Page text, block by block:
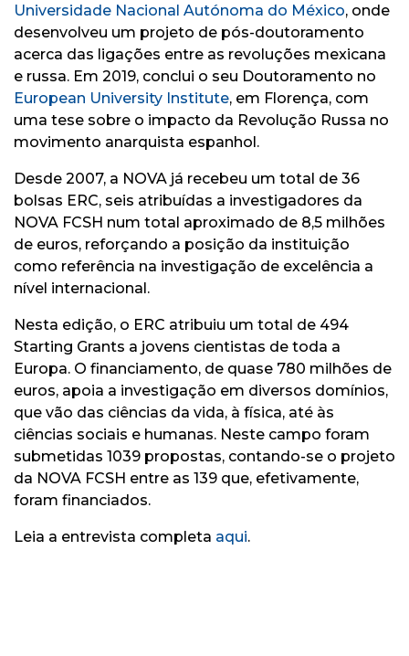
Universidade Nacional Autónoma do México, onde
desenvolveu um projeto de pós-doutoramento
acerca das ligações entre as revoluções mexicana
e russa. Em 2019, conclui o seu Doutoramento no
European University Institute, em Florença, com
uma tese sobre o impacto da Revolução Russa no
movimento anarquista espanhol.
Desde 2007, a NOVA já recebeu um total de 36
bolsas ERC, seis atribuídas a investigadores da
NOVA FCSH num total aproximado de 8,5 milhões
de euros, reforçando a posição da instituição
como referência na investigação de excelência a
nível internacional.
Nesta edição, o ERC atribuiu um total de 494
Starting Grants a jovens cientistas de toda a
Europa. O financiamento, de quase 780 milhões de
euros, apoia a investigação em diversos domínios,
que vão das ciências da vida, à física, até às
ciências sociais e humanas. Neste campo foram
submetidas 1039 propostas, contando-se o projeto
da NOVA FCSH entre as 139 que, efetivamente,
foram financiados.
Leia a entrevista completa aqui.